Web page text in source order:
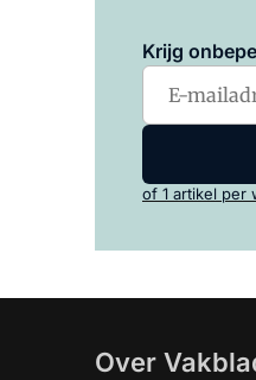
Krijg
of 1 artikel per
Over